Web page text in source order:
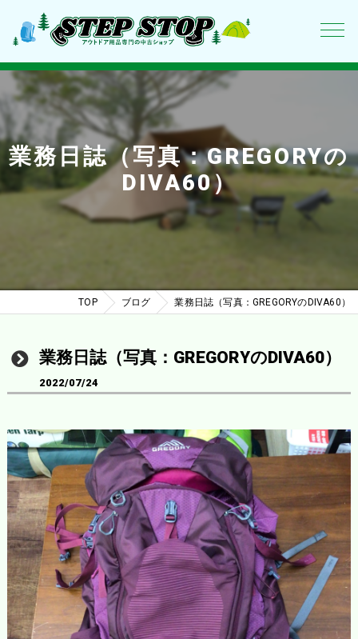
業務日誌（写真：GREGORYの
DIVA60）
TOP ブログ 業務日誌（写真：GREGORYのDIVA60）
業務日誌（写真：GREGORYのDIVA60）
2022/07/24